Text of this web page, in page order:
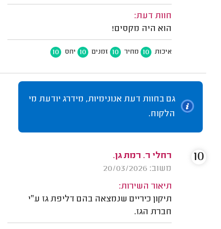
חוות דעת:
הוא היה מקסים!
איכות 10 מחיר 10 זמנים 10 יחס 10
גם בחוות דעת אנונימיות, מידרג יודעת מי
הלקוח.
רחלי ר. רמת גן.
משוב: 20/03/2026
תיאור השירות:
תיקון כיריים שנמצאה בהם דליפת גז ע״י
חברת הגז.
10